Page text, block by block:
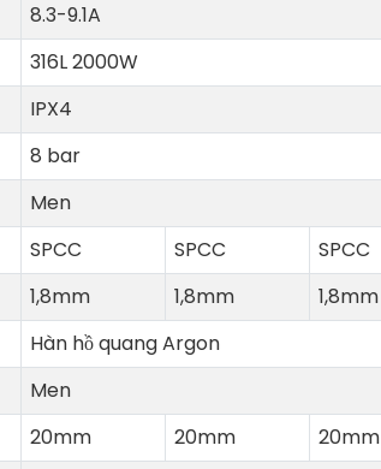
8.3-9.1A
316L 2000W
IPX4
8 bar
Men
SPCC SPCC SPCC
1,8mm 1,8mm 1,8mm
Hàn hồ quang Argon
Men
20mm 20mm 20mm